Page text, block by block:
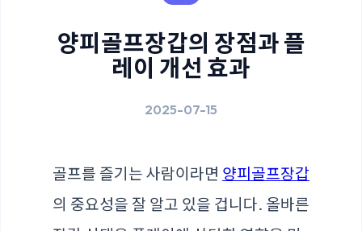
양피골프장갑의 장점과 플
레이 개선 효과
2025-07-15
골프를 즐기는 사람이라면 양피골프장갑
의 중요성을 잘 알고 있을 겁니다. 올바른